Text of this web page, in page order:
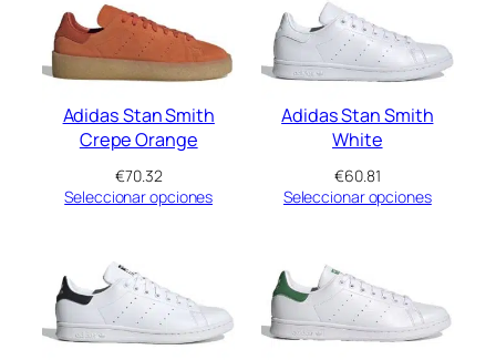
Adidas Stan Smith
Crepe Orange
€70.32
Seleccionar opciones
Adidas Stan Smith
White
€60.81
Seleccionar opciones